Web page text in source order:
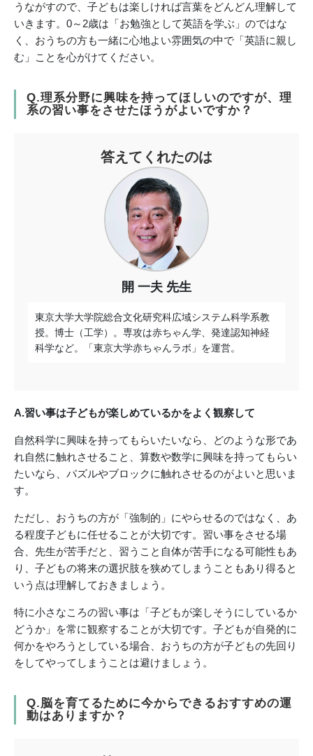
うながすので、子どもは楽しければ言葉をどんどん理解して
いきます。0～2歳は「お勉強として英語を学ぶ」のではな
く、おうちの方も一緒に心地よい雰囲気の中で「英語に親し
む」ことを心がけてください。
Q.理系分野に興味を持ってほしいのですが、理
系の習い事をさせたほうがよいですか？
答えてくれたのは
開 一夫 先生
東京大学大学院総合文化研究科広域システム科学系教
授。博士（工学）。専攻は赤ちゃん学、発達認知神経
科学など。「東京大学赤ちゃんラボ」を運営。
A.習い事は子どもが楽しめているかをよく観察して
自然科学に興味を持ってもらいたいなら、どのような形であ
れ自然に触れさせること、算数や数学に興味を持ってもらい
たいなら、パズルやブロックに触れさせるのがよいと思いま
す。
ただし、おうちの方が「強制的」にやらせるのではなく、あ
る程度子どもに任せることが大切です。習い事をさせる場
合、先生が苦手だと、習うこと自体が苦手になる可能性もあ
り、子どもの将来の選択肢を狭めてしまうこともあり得ると
いう点は理解しておきましょう。
特に小さなころの習い事は「子どもが楽しそうにしているか
どうか」を常に観察することが大切です。子どもが自発的に
何かをやろうとしている場合、おうちの方が子どもの先回り
をしてやってしまうことは避けましょう。
Q.脳を育てるために今からできるおすすめの運
動はありますか？